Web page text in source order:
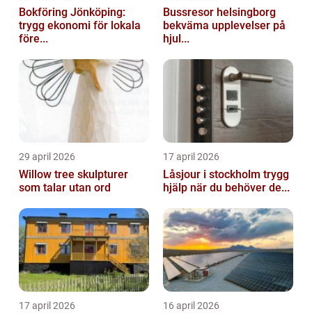
Bokföring Jönköping:
trygg ekonomi för lokala
före...
Bussresor helsingborg
bekväma upplevelser på
hjul...
29 april 2026
Willow tree skulpturer
som talar utan ord
17 april 2026
Låsjour i stockholm trygg
hjälp när du behöver de...
17 april 2026 16 april 2026